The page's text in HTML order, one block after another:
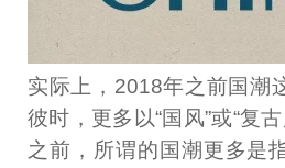
实际上，2018年之前国潮
彼时，更多以“国风”或“复
之前，所谓的国潮更多是